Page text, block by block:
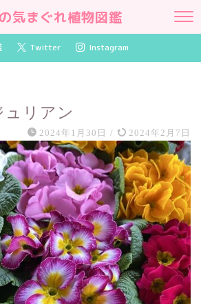
気まぐれ植物図鑑
Twitter Instagram
ュリアン
2024年1月30日 / 2024年2月7日